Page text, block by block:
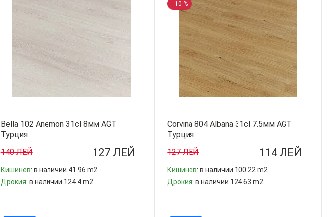
Bella 102 Anemon 31cl 8мм AGT
Турция
127 ЛЕЙ
140 ЛЕЙ
Кишинев: в наличии 41.96 m2
Дрокия: в наличии 124.4 m2
- 10 %
Corvina 804 Albana 31cl 7.5мм AGT
Турция
114 ЛЕЙ
127 ЛЕЙ
Кишинев: в наличии 100.22 m2
Дрокия: в наличии 124.63 m2